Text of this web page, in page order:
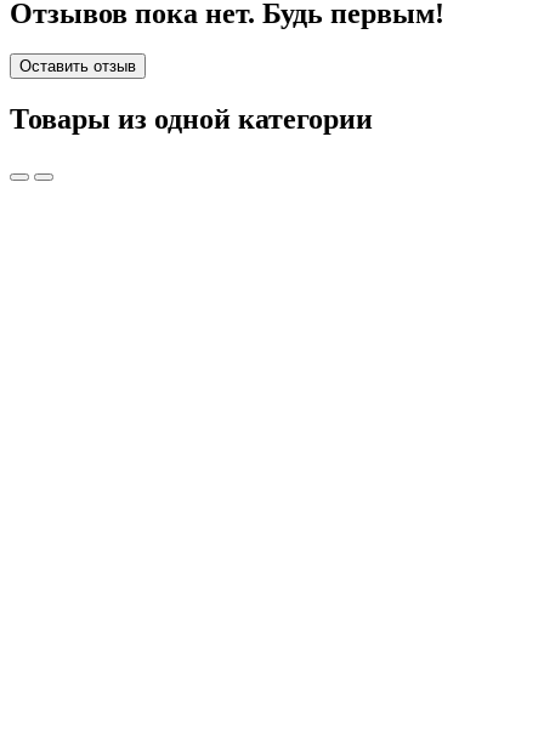
Отзывов пока нет. Будь первым!
Оставить отзыв
Товары из одной категории